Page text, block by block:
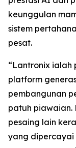
keunggulan
sistem
pesat.
“Lantronix
platform
pembangunan
patuh piawaian.
pesaing lain
yang dipercayai